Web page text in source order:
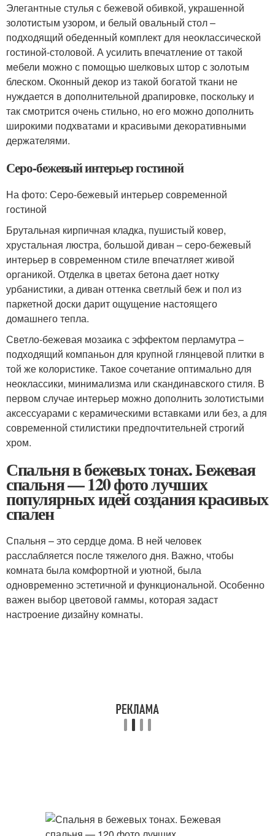
Элегантные стулья с бежевой обивкой, украшенной
золотистым узором, и белый овальный стол –
подходящий обеденный комплект для неоклассической
гостиной-столовой. А усилить впечатление от такой
мебели можно с помощью шелковых штор с золотым
блеском. Оконный декор из такой богатой ткани не
нуждается в дополнительной драпировке, поскольку и
так смотрится очень стильно, но его можно дополнить
широкими подхватами и красивыми декоративными
держателями.
Серо-бежевый интерьер гостиной
На фото: Серо-бежевый интерьер современной
гостиной
Брутальная кирпичная кладка, пушистый ковер,
хрустальная люстра, большой диван – серо-бежевый
интерьер в современном стиле впечатляет живой
органикой. Отделка в цветах бетона дает нотку
урбанистики, а диван оттенка светлый беж и пол из
паркетной доски дарит ощущение настоящего
домашнего тепла.
Светло-бежевая мозаика с эффектом перламутра –
подходящий компаньон для крупной глянцевой плитки в
той же колористике. Такое сочетание оптимально для
неоклассики, минимализма или скандинавского стиля. В
первом случае интерьер можно дополнить золотистыми
аксессуарами с керамическими вставками или без, а для
современной стилистики предпочтительней строгий
хром.
Спальня в бежевых тонах. Бежевая
спальня — 120 фото лучших
популярных идей создания красивых
спален
Спальня – это сердце дома. В ней человек
расслабляется после тяжелого дня. Важно, чтобы
комната была комфортной и уютной, была
одновременно эстетичной и функциональной. Особенно
важен выбор цветовой гаммы, которая задаст
настроение дизайну комнаты.